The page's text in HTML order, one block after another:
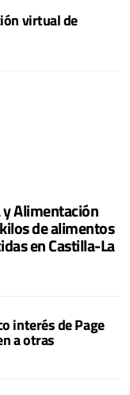
virtual de
Alimentación
de alimentos
en Castilla-La
interés de Page
a otras